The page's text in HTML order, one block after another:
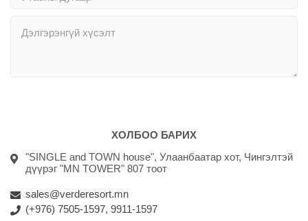
ХОЛБОО БАРИХ
"SINGLE and TOWN house", Улаанбаатар хот, Чингэлтэй
дүүрэг "MN TOWER" 807 тоот
sales@verderesort.mn
(+976) 7505-1597, 9911-1597